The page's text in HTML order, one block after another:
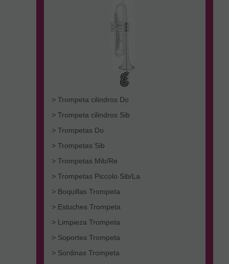
> Trompeta cilindros Do
> Trompeta cilindros Sib
> Trompetas Do
> Trompetas Sib
> Trompetas Mib/Re
> Trompetas Piccolo Sib/La
> Boquillas Trompeta
> Estuches Trompeta
> Limpieza Trompeta
> Soportes Trompeta
> Sordinas Trompeta